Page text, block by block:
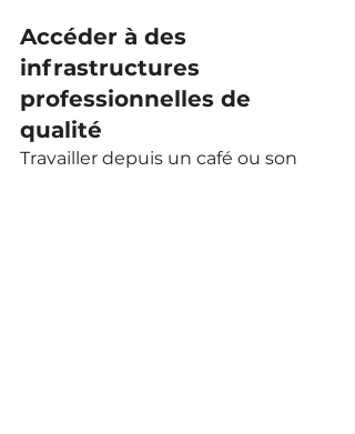
Accéder à des
infrastructures
professionnelles de
qualité
Travailler depuis un café ou son